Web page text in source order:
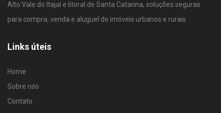
Alto Vale do Itajaí e litoral de Santa Catarina, soluções seguras
para compra, venda e aluguel de imóveis urbanos e rurais.
Links úteis
Home
Sobre nós
Contato